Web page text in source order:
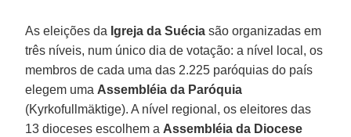
As eleições da Igreja da Suécia são organizadas em
três níveis, num único dia de votação: a nível local, os
membros de cada uma das 2.225 paróquias do país
elegem uma Assembléia da Paróquia
(Kyrkofullmäktige). A nível regional, os eleitores das
13 dioceses escolhem a Assembléia da Diocese